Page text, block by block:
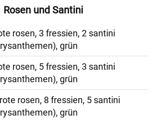
Rosen und Santini
rosen, 3 fressien, 2 santini
grün
rosen, 5 fressien, 3 santini
grün
rosen, 8 fressien, 5 santini
grün